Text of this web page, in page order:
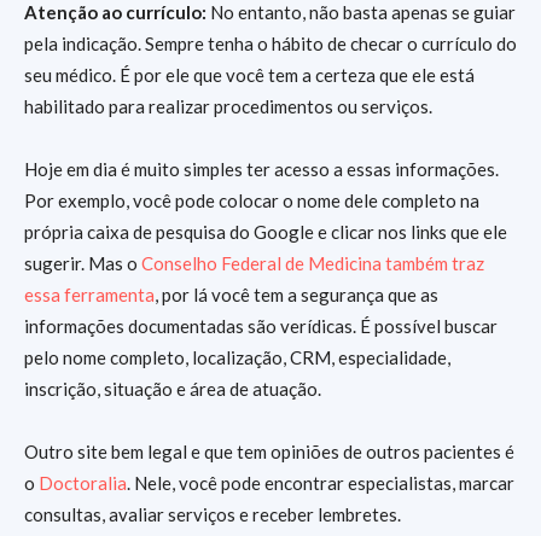
Atenção ao currículo: No entanto, não basta apenas se guiar
pela indicação. Sempre tenha o hábito de checar o currículo do
seu médico. É por ele que você tem a certeza que ele está
habilitado para realizar procedimentos ou serviços.
Hoje em dia é muito simples ter acesso a essas informações.
Por exemplo, você pode colocar o nome dele completo na
própria caixa de pesquisa do Google e clicar nos links que ele
sugerir. Mas o Conselho Federal de Medicina também traz
essa ferramenta, por lá você tem a segurança que as
informações documentadas são verídicas. É possível buscar
pelo nome completo, localização, CRM, especialidade,
inscrição, situação e área de atuação.
Outro site bem legal e que tem opiniões de outros pacientes é
o Doctoralia. Nele, você pode encontrar especialistas, marcar
consultas, avaliar serviços e receber lembretes.